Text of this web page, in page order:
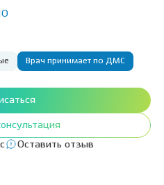
Врач принимает по ДМС
Оставить отзыв